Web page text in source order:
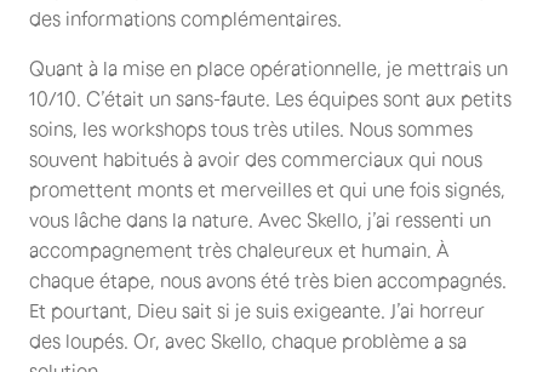
des informations complémentaires.
Quant à la mise en place opérationnelle, je mettrais un
10/10. C’était un sans-faute. Les équipes sont aux petits
soins, les workshops tous très utiles. Nous sommes
souvent habitués à avoir des commerciaux qui nous
promettent monts et merveilles et qui une fois signés,
vous lâche dans la nature. Avec Skello, j’ai ressenti un
accompagnement très chaleureux et humain. À
chaque étape, nous avons été très bien accompagnés.
Et pourtant, Dieu sait si je suis exigeante. J’ai horreur
des loupés. Or, avec Skello, chaque problème a sa